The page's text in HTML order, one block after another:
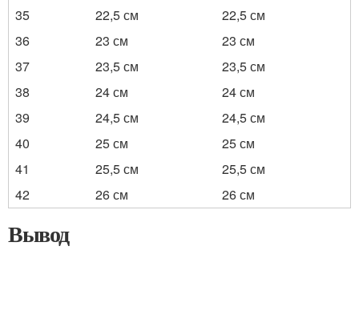
35
22,5 см
22,5 см
36
23 см
23 см
37
23,5 см
23,5 см
38
24 см
24 см
39
24,5 см
24,5 см
40
25 см
25 см
41
25,5 см
25,5 см
42
26 см 26 см
Вывод